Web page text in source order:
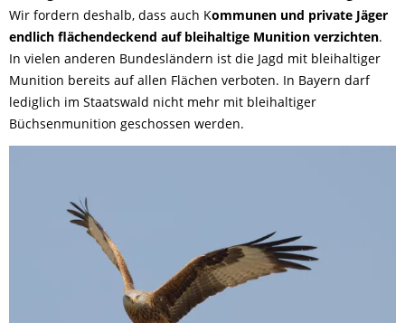
Wir fordern deshalb, dass auch Kommunen und private Jäger
endlich flächendeckend auf bleihaltige Munition verzichten.
In vielen anderen Bundesländern ist die Jagd mit bleihaltiger
Munition bereits auf allen Flächen verboten. In Bayern darf
lediglich im Staatswald nicht mehr mit bleihaltiger
Büchsenmunition geschossen werden.